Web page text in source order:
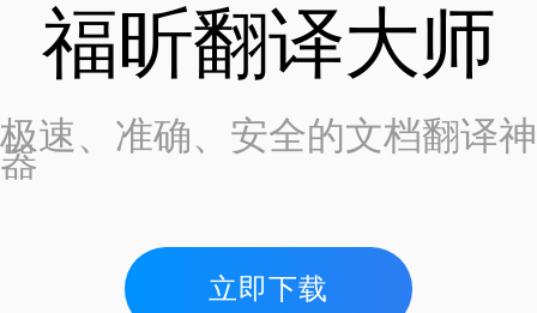
福昕翻译大师
极速、准确、安全的文档翻译神
器
立即下载